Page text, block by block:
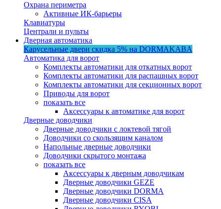
Охрана периметра
Активные ИК-барьеры
Клавиатуры
Централи и пульты
Дверная автоматика
Карусельные двери скидка 5% на DORMAKABA
Автоматика для ворот
Комплекты автоматики для откатных ворот
Комплекты автоматики для распашных ворот
Комплекты автоматики для секционных ворот
Приводы для ворот
показать все
Аксессуары к автоматике для ворот
Дверные доводчики
Дверные доводчики с локтевой тягой
Доводчики со скользящим каналом
Напольные дверные доводчики
Доводчики скрытого монтажа
показать все
Аксессуары к дверным доводчикам
Дверные доводчики GEZE
Дверные доводчики DORMA
Дверные доводчики CISA